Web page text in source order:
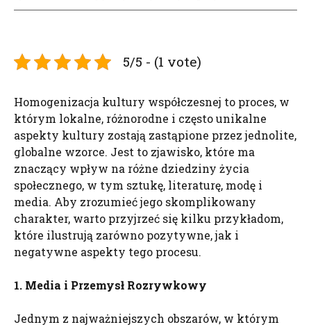
5/5 - (1 vote)
Homogenizacja kultury współczesnej to proces, w
którym lokalne, różnorodne i często unikalne
aspekty kultury zostają zastąpione przez jednolite,
globalne wzorce. Jest to zjawisko, które ma
znaczący wpływ na różne dziedziny życia
społecznego, w tym sztukę, literaturę, modę i
media. Aby zrozumieć jego skomplikowany
charakter, warto przyjrzeć się kilku przykładom,
które ilustrują zarówno pozytywne, jak i
negatywne aspekty tego procesu.
1. Media i Przemysł Rozrywkowy
Jednym z najważniejszych obszarów, w którym